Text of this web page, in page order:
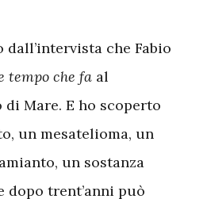
che Fabio
tempo che fa al
Mare. E ho scoperto
un mesatelioma, un
un sostanza
dopo trent’anni può